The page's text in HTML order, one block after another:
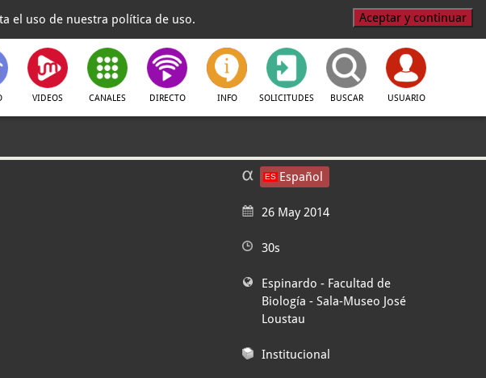
el uso de nuestra política de uso. Aceptar y continuar
VIDEOS CANALES DIRECTO INFO SOLICITUDES BUSCAR USUARIO
Español
26 May 2014
30s
Espinardo - Facultad de
Biología - Sala-Museo José
Loustau
Institucional